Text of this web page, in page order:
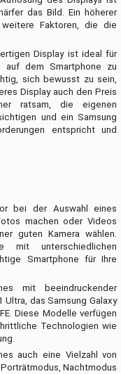
das Bild. Ein höherer
Faktoren, die die
Display ist ideal für
auf dem Smartphone zu
sich bewusst zu sein,
Display auch den Preis
ratsam, die eigenen
und ein Samsung
entspricht und
bei der Auswahl eines
machen oder Videos
guten Kamera wählen.
mit unterschiedlichen
Smartphone für Ihre
mit beeindruckender
Ultra, das Samsung Galaxy
Diese Modelle verfügen
Technologien wie
auch eine Vielzahl von
Nachtmodus